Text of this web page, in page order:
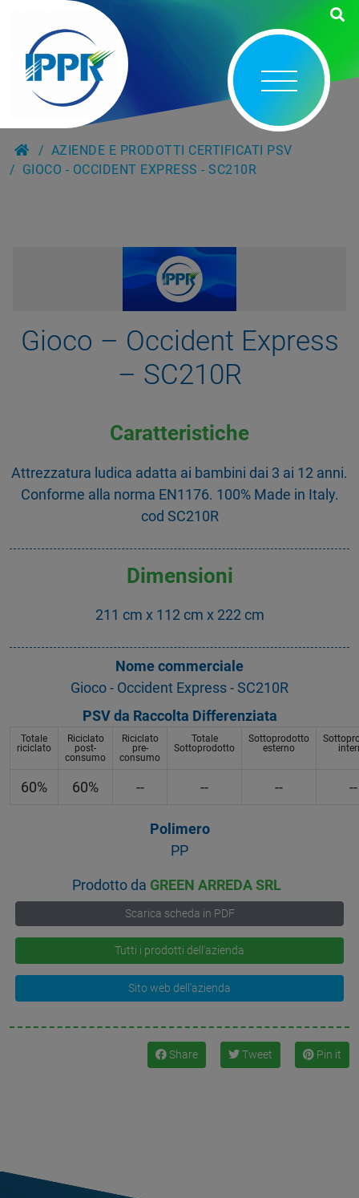
AZIENDE E PRODOTTI CERTIFICATI PSV
GIOCO - OCCIDENT EXPRESS - SC210R
Gioco – Occident Express
– SC210R
Caratteristiche
Attrezzatura ludica adatta ai bambini dai 3 ai 12 anni.
Conforme alla norma EN1176. 100% Made in Italy.
cod SC210R
Dimensioni
211 cm x 112 cm x 222 cm
Nome commerciale
Gioco - Occident Express - SC210R
PSV da Raccolta Differenziata
Totale
riciclato
Riciclato
post-
consumo
Riciclato
pre-
consumo
Totale
Sottoprodotto
Sottoprodotto
esterno
60% 60% -- -- -- --
Polimero
PP
Prodotto da GREEN ARREDA SRL
Scarica scheda in PDF
Tutti i prodotti dell'azienda
Sito web dell'azienda
Share Tweet Pin it